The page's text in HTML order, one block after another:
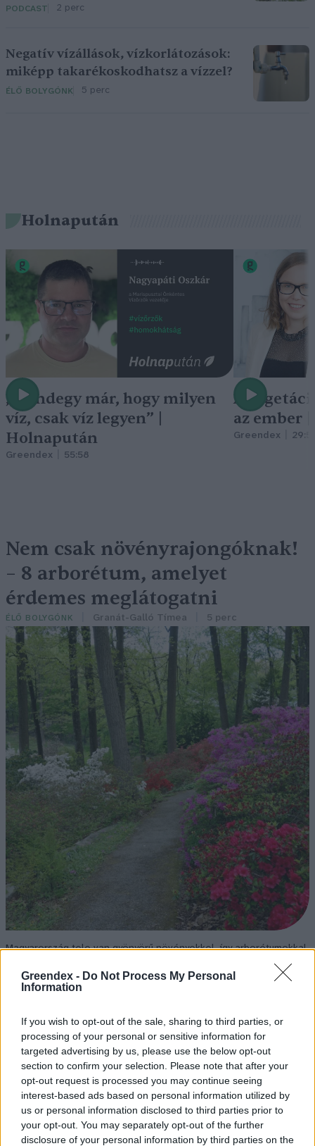
Greendex - Do Not Process My Personal
Information
If you wish to opt-out of the sale, sharing to third parties, or
processing of your personal or sensitive information for
targeted advertising by us, please use the below opt-out
section to confirm your selection. Please note that after your
opt-out request is processed you may continue seeing
interest-based ads based on personal information utilized by
us or personal information disclosed to third parties prior to
your opt-out. You may separately opt-out of the further
disclosure of your personal information by third parties on the
PODCAST 2 perc
Negatív vízállások, vízkorlátozások:
miképp takarékoskodhatsz a vízzel?
ÉLŐ BOLYGÓNK 5 perc
Holnapután
„Mindegy már, hogy milyen
víz, csak víz legyen” |
Holnapután
Greendex 55:58
A
az ember
Greendex
Nem csak növényrajongóknak!
– 8 arborétum, amelyet
érdemes meglátogatni
ÉLŐ BOLYGÓNK Granát-Galló Tímea 5 perc
Magyarország tele van gyönyörű növényekkel, így arborétumokkal
is. A jó idő beköszöntével érdemes minél többet felkeresni.
Britanniát is
SZEMLE
Elképesztő felvétel mutatja meg,
mekkora a különbség az áradó és a
kiszáradó Duna között